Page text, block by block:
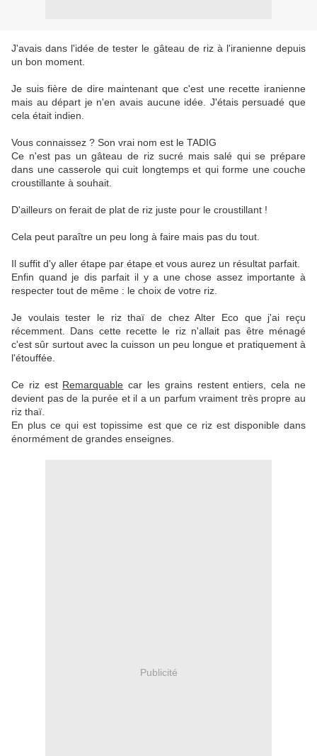
J'avais dans l'idée de tester le gâteau de riz à l'iranienne depuis
un bon moment.
Je suis fière de dire maintenant que c'est une recette iranienne
mais au départ je n'en avais aucune idée. J'étais persuadé que
cela était indien.
Vous connaissez ? Son vrai nom est le TADIG
Ce n'est pas un gâteau de riz sucré mais salé qui se prépare
dans une casserole qui cuit longtemps et qui forme une couche
croustillante à souhait.
D'ailleurs on ferait de plat de riz juste pour le croustillant !
Cela peut paraître un peu long à faire mais pas du tout.
Il suffit d'y aller étape par étape et vous aurez un résultat parfait.
Enfin quand je dis parfait il y a une chose assez importante à
respecter tout de même : le choix de votre riz.
Je voulais tester le riz thaï de chez Alter Eco que j'ai reçu
récemment. Dans cette recette le riz n'allait pas être ménagé
c'est sûr surtout avec la cuisson un peu longue et pratiquement à
l'étouffée.
Ce riz est Remarquable car les grains restent entiers, cela ne
devient pas de la purée et il a un parfum vraiment très propre au
riz thaï.
En plus ce qui est topissime est que ce riz est disponible dans
énormément de grandes enseignes.
Publicité